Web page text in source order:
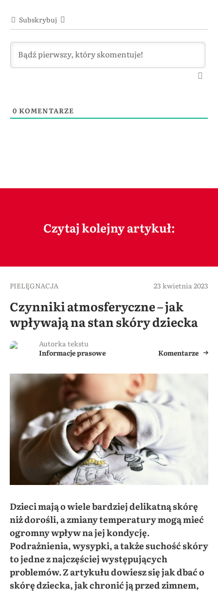
Subskrybuj
0 KOMENTARZE
Czytaj kolejny artykuł:
PIELĘGNACJA 23 kwietnia 2023
Czynniki atmosferyczne – jak
wpływają na stan skóry dziecka
Autorka tekstu
Informacje prasowe
Komentarze
Dzieci mają o wiele bardziej delikatną skórę
niż dorośli, a zmiany temperatury mogą mieć
ogromny wpływ na jej kondycję.
Podrażnienia, wysypki, a także suchość skóry
to jedne z najczęściej występujących
problemów. Z artykułu dowiesz się jak dbać o
skórę dziecka, jak chronić ją przed zimnem,